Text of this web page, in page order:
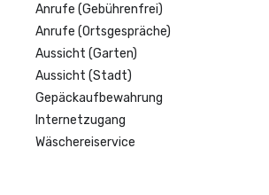
Anrufe (Gebührenfrei)
Anrufe (Ortsgespräche)
Aussicht (Garten)
Aussicht (Stadt)
Gepäckaufbewahrung
Internetzugang
Wäschereiservice